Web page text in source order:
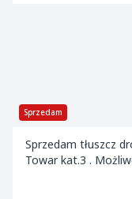
Sprzedam
Sprzedam tłuszcz
Towar kat.3 .